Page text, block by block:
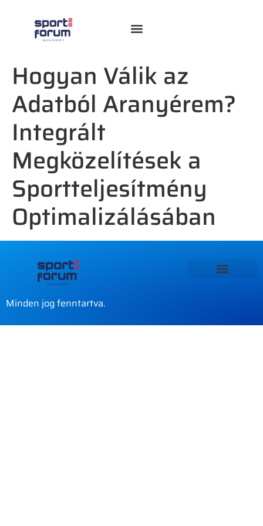
Hogyan Válik az
Adatból Aranyérem?
Integrált
Megközelítések a
Sportteljesítmény
Optimalizálásában
Minden jog fenntartva.